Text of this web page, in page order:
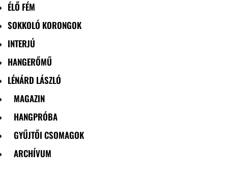
ÉLŐ FÉM
SOKKOLÓ KORONGOK
INTERJÚ
HANGERŐMŰ
LÉNÁRD LÁSZLÓ
MAGAZIN
HANGPRÓBA
GYŰJTŐI CSOMAGOK
ARCHÍVUM